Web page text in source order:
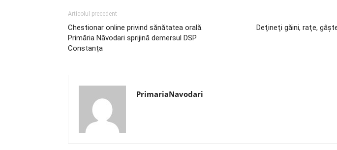
Articolul precedent
Chestionar online privind sănătatea orală.
Primăria Năvodari sprijină demersul DSP
Constanța
Deţineţi găini, raţe,
PrimariaNavodari